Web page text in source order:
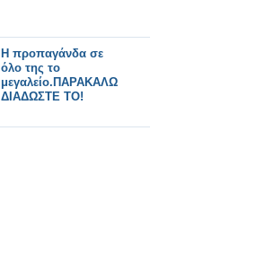
Η προπαγάνδα σε
όλο της το
μεγαλείο.ΠΑΡΑΚΑΛΩ
ΔΙΑΔΩΣΤΕ ΤΟ!